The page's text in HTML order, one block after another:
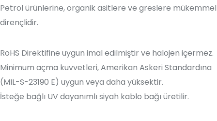
Petrol ürünlerine, organik asitlere ve greslere mükemmel
dirençlidir.
RoHS Direktifine uygun imal edilmiştir ve halojen içermez.
Minimum açma kuvvetleri, Amerikan Askeri Standardına
(MIL-S-23190 E) uygun veya daha yüksektir.
İsteğe bağlı UV dayanımlı siyah kablo bağı üretilir.